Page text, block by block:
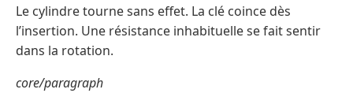
Le cylindre tourne sans effet. La clé coince dès
l’insertion. Une résistance inhabituelle se fait sentir
dans la rotation.
core/paragraph